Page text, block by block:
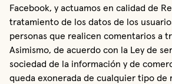
Facebook, y actuamos en calidad de
tratamiento de los datos de los
personas que realicen comentarios a
Asimismo, de acuerdo con la Ley de
sociedad de la información y de
queda exonerada de cualquier tipo de